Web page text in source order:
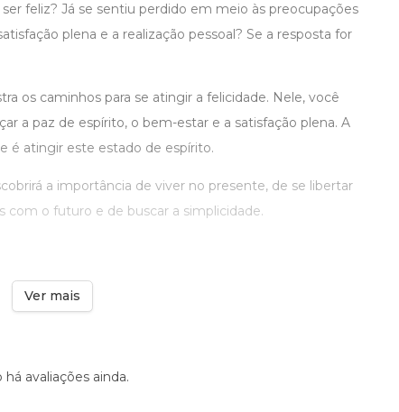
feliz? Já se sentiu perdido em meio às preocupações
plena e a realização pessoal? Se a resposta for
os caminhos para se atingir a felicidade. Nele, você
a paz de espírito, o bem-estar e a satisfação plena. A
é atingir este estado de espírito.
a importância de viver no presente, de se libertar
com o futuro e de buscar a simplicidade.
Ver mais
há avaliações ainda.